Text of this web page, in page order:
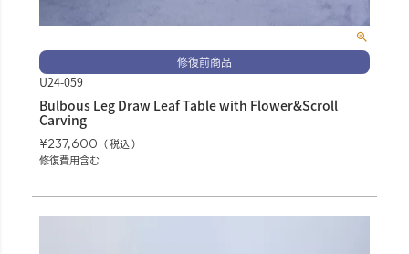
修復前商品
U24-059
Bulbous Leg Draw Leaf Table with Flower&Scroll
Carving
¥237,600
税込
修復費用含む